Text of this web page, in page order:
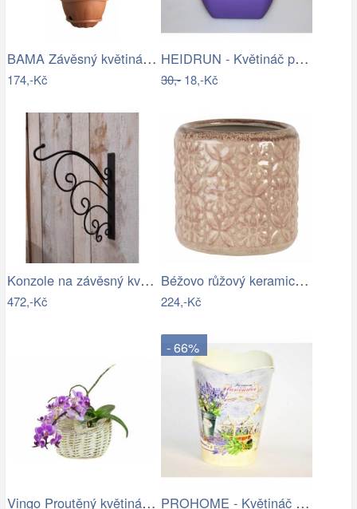
BAMA Závěsný květináč s miskou GONDOLA…
174,-Kč
HEIDRUN - Květináč plast 13x13cm různé…
30,-18,-Kč
Konzole na závěsný květináč - IS
472,-Kč
Béžovo růžový keramický květináč se…
224,-Kč
Vingo Proutěný květináč košíček s…
- 66%
PROHOME - Květináč kulatý vysoký…